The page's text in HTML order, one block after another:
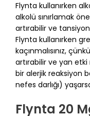
Flynta kullanırken
alkolü sınırlamak
artırabilir ve
Flynta kullanırken
kaçınmalısınız,
artırabilir ve yan
bir alerjik reaksiyon
nefes darlığı)
Flynta 20